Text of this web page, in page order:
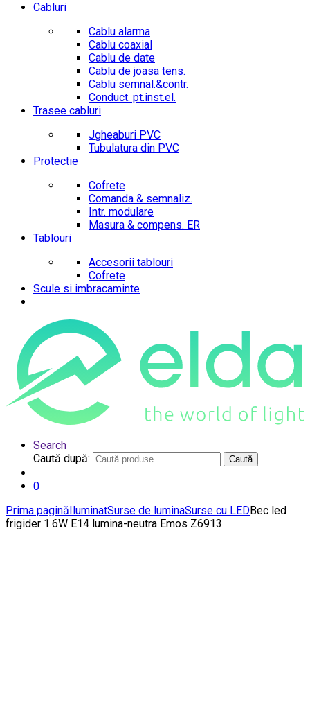
Cabluri
Cablu alarma
Cablu coaxial
Cablu de date
Cablu de joasa tens.
Cablu semnal.&contr.
Conduct. pt.inst.el.
Trasee cabluri
Jgheaburi PVC
Tubulatura din PVC
Protectie
Cofrete
Comanda & semnaliz.
Intr. modulare
Masura & compens. ER
Tablouri
Accesorii tablouri
Cofrete
Scule si imbracaminte
Search
Caută după:
Caută
0
Prima paginăIluminatSurse de luminaSurse cu LEDBec led
frigider 1.6W E14 lumina-neutra Emos Z6913